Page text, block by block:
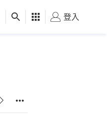
健康 好食玩飛
登入